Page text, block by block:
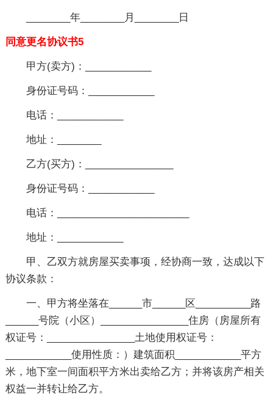
________年________月________日
同意更名协议书5
甲方(卖方)：____________
身份证号码：____________
电话：____________
地址：________
乙方(买方)：________________
身份证号码：____________
电话：________________________
地址：____________
甲、乙双方就房屋买卖事项，经协商一致，达成以下
协议条款：
一、甲方将坐落在______市______区__________路
______号院（小区）________________住房（房屋所有
权证号：________________土地使用权证号：
____________使用性质：）建筑面积____________平方
米，地下室一间面积平方米出卖给乙方；并将该房产相关
权益一并转让给乙方。